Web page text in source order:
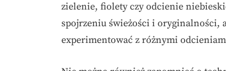
zielenie, fiolety czy odcienie
spojrzeniu świeżości i oryginalności,
experimentować z różnymi